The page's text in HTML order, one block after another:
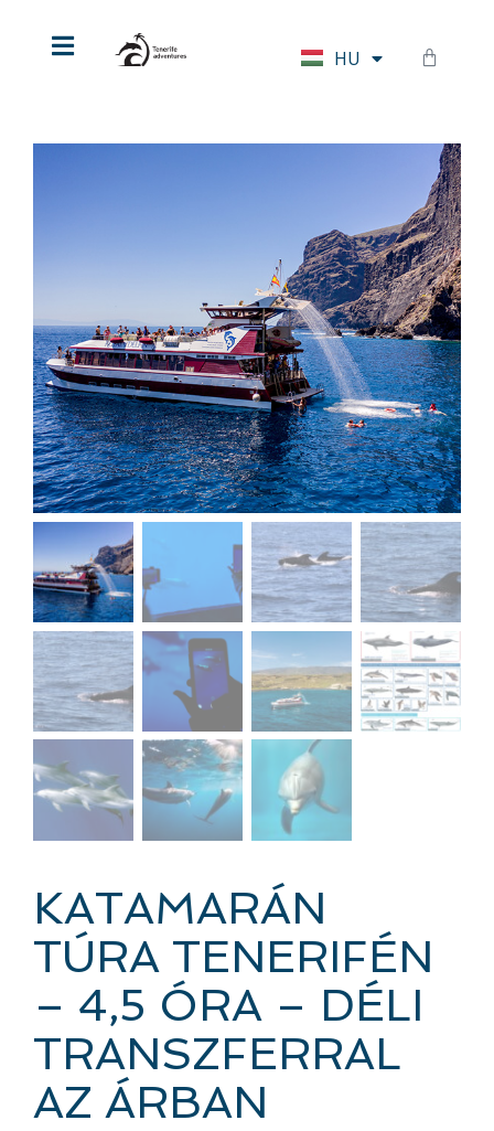
HU
DE
KATAMARÁN
TÚRA TENERIFÉN
– 4,5 ÓRA – DÉLI
TRANSZFERRAL
AZ ÁRBAN